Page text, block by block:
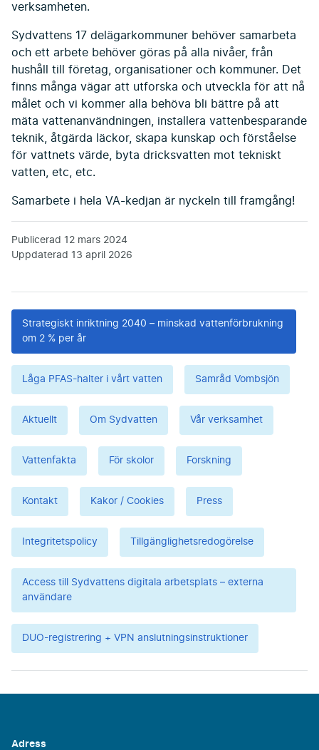
verksamheten.
Sydvattens 17 delägarkommuner behöver samarbeta
och ett arbete behöver göras på alla nivåer, från
hushåll till företag, organisationer och kommuner. Det
finns många vägar att utforska och utveckla för att nå
målet och vi kommer alla behöva bli bättre på att
mäta vattenanvändningen, installera vattenbesparande
teknik, åtgärda läckor, skapa kunskap och förståelse
för vattnets värde, byta dricksvatten mot tekniskt
vatten, etc, etc.
Samarbete i hela VA-kedjan är nyckeln till framgång!
Publicerad 12 mars 2024
Uppdaterad 13 april 2026
Strategiskt inriktning 2040 – minskad vattenförbrukning
om 2 % per år
Låga PFAS-halter i vårt vatten Samråd Vombsjön
Aktuellt Om Sydvatten Vår verksamhet
Vattenfakta För skolor Forskning
Kontakt Kakor / Cookies Press
Integritetspolicy Tillgänglighetsredogörelse
Access till Sydvattens digitala arbetsplats – externa
användare
DUO-registrering + VPN anslutningsinstruktioner
Adress